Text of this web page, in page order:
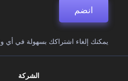
انضم
يمكنك إلغاء اشتراكك بسهولة في أي
الشركة